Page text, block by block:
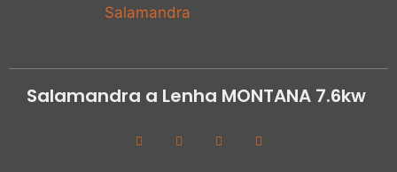
Salamandra
Salamandra a Lenha MONTANA 7.6kw